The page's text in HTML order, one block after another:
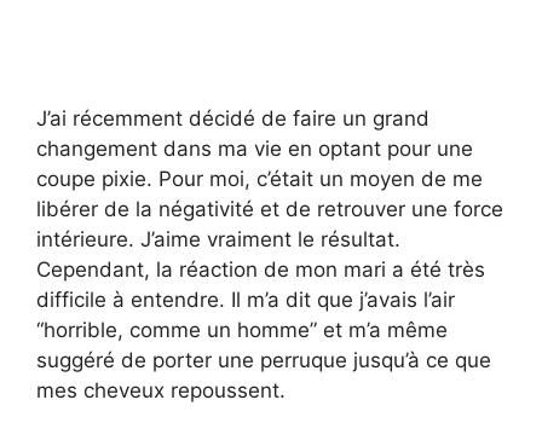
J’ai récemment décidé de faire un grand
changement dans ma vie en optant pour une
coupe pixie. Pour moi, c’était un moyen de me
libérer de la négativité et de retrouver une force
intérieure. J’aime vraiment le résultat.
Cependant, la réaction de mon mari a été très
difficile à entendre. Il m’a dit que j’avais l’air
“horrible, comme un homme” et m’a même
suggéré de porter une perruque jusqu’à ce que
mes cheveux repoussent.